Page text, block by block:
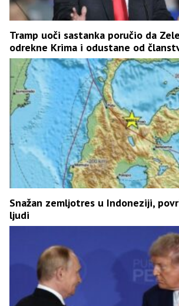
Tramp uoči sastanka poručio da
odrekne Krima i odustane od
Snažan zemljotres u Indoneziji,
ljudi